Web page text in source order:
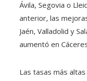
Ávila, Segovia o
anterior, las
Jaén, Valladolid y
aumentó en
Las tasas más